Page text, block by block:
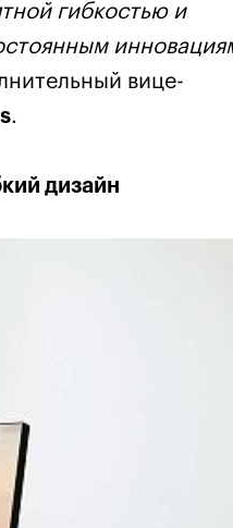
гибкостью и
вице-
.
дизайн